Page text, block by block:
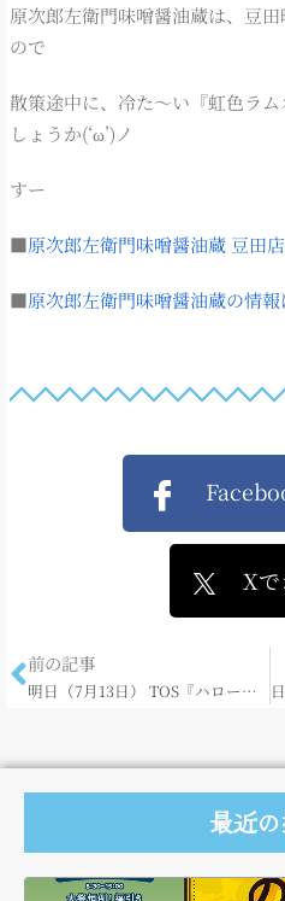
原次郎左衛門味噌醤油蔵は、豆
ので
散策途中に、冷た～い『虹色ラ
しょうか(‘ω’)ノ
すー
■原次郎左衛門味噌醤油蔵 豆田
■原次郎左衛門味噌醤油蔵の情報
Xで
前の記事
明日（7月13日） TOS『ハロー大分』さんで日田が放送されます。
最近